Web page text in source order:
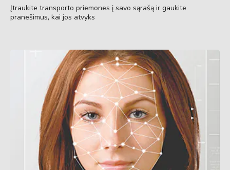
Įtraukite transporto priemones į savo sąrašą ir gaukite
pranešimus, kai jos atvyks